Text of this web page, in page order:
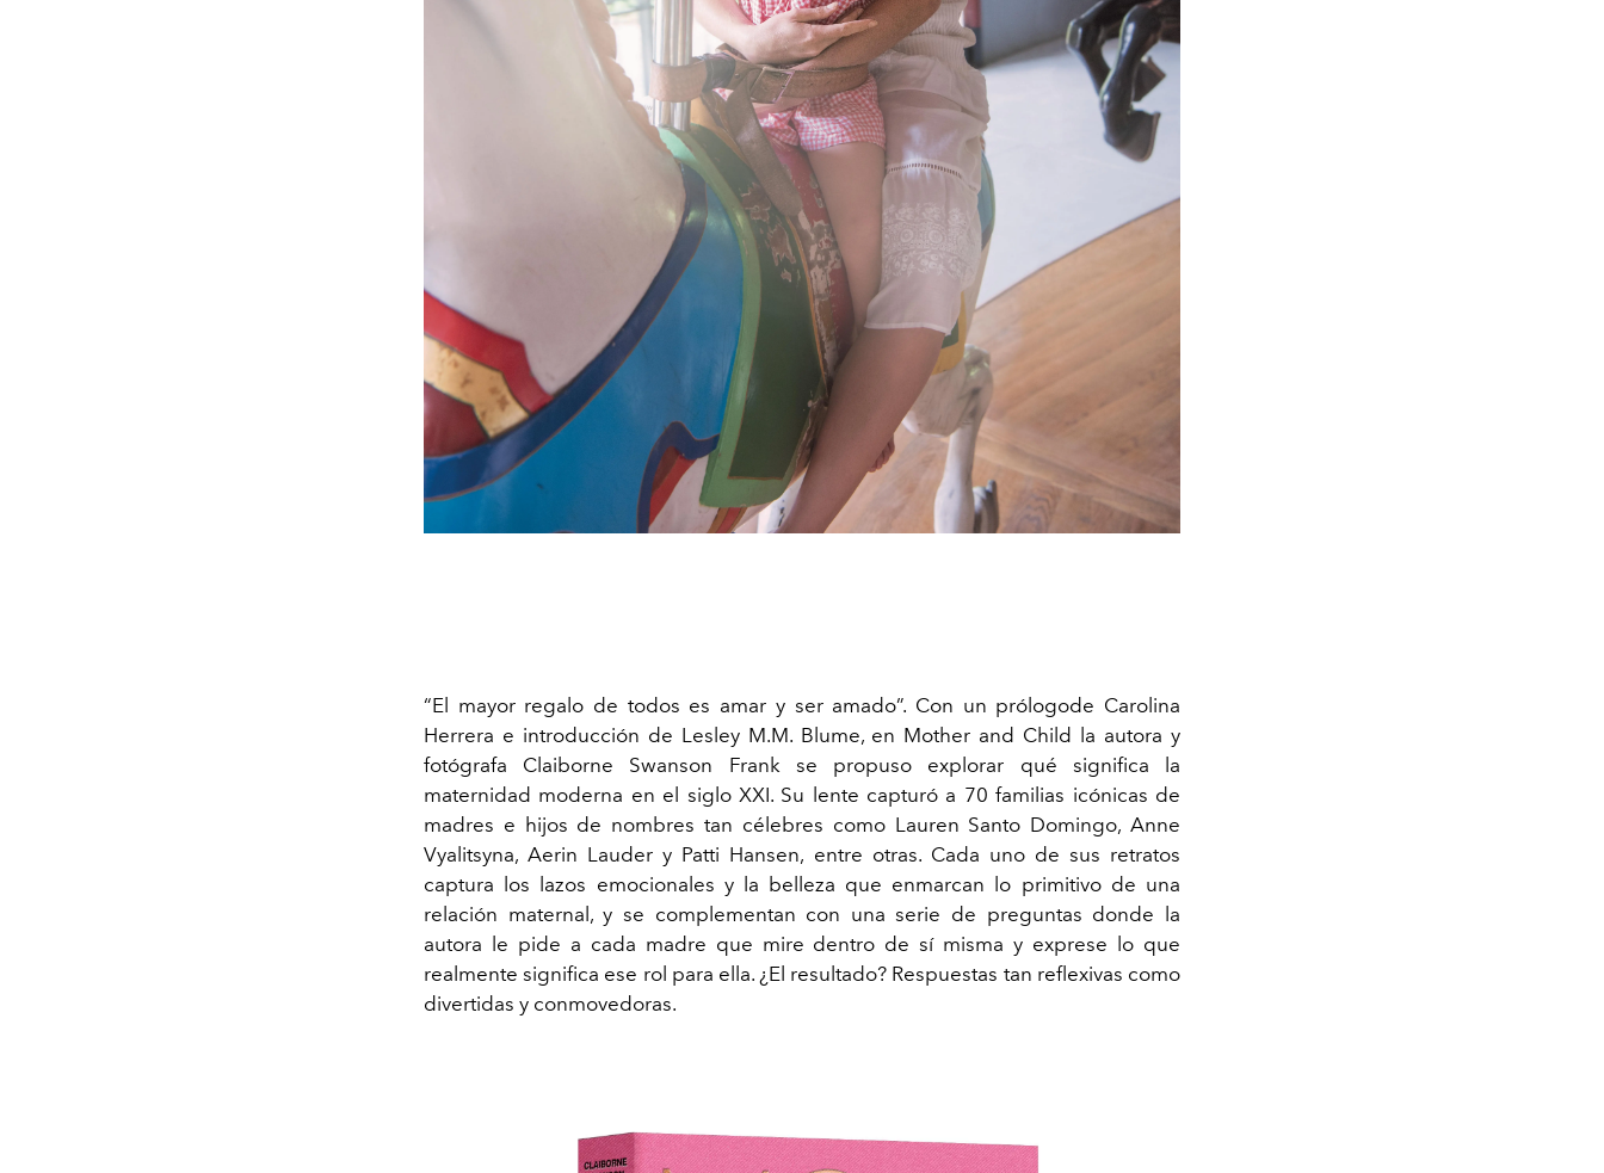
“El mayor regalo de todos es amar y ser amado”. Con un prólogode Carolina
Herrera e introducción de Lesley M.M. Blume, en Mother and Child la autora y
fotógrafa Claiborne Swanson Frank se propuso explorar qué significa la
maternidad moderna en el siglo XXI. Su lente capturó a 70 familias icónicas de
madres e hijos de nombres tan célebres como Lauren Santo Domingo, Anne
Vyalitsyna, Aerin Lauder y Patti Hansen, entre otras. Cada uno de sus retratos
captura los lazos emocionales y la belleza que enmarcan lo primitivo de una
relación maternal, y se complementan con una serie de preguntas donde la
autora le pide a cada madre que mire dentro de sí misma y exprese lo que
realmente significa ese rol para ella. ¿El resultado? Respuestas tan reflexivas como
divertidas y conmovedoras.